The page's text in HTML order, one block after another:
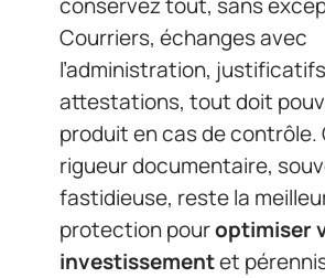
conservez tout, sans
Courriers, échanges avec
l’administration,
attestations, tout doit
produit en cas de contrôle.
rigueur documentaire,
fastidieuse, reste la
protection pouroptimiser
investissementet